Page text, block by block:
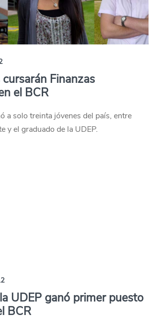
Finanzas
el BCR
a solo treinta jóvenes del país, entre
y el graduado de la UDEP.
UDEP ganó primer puesto
BCR